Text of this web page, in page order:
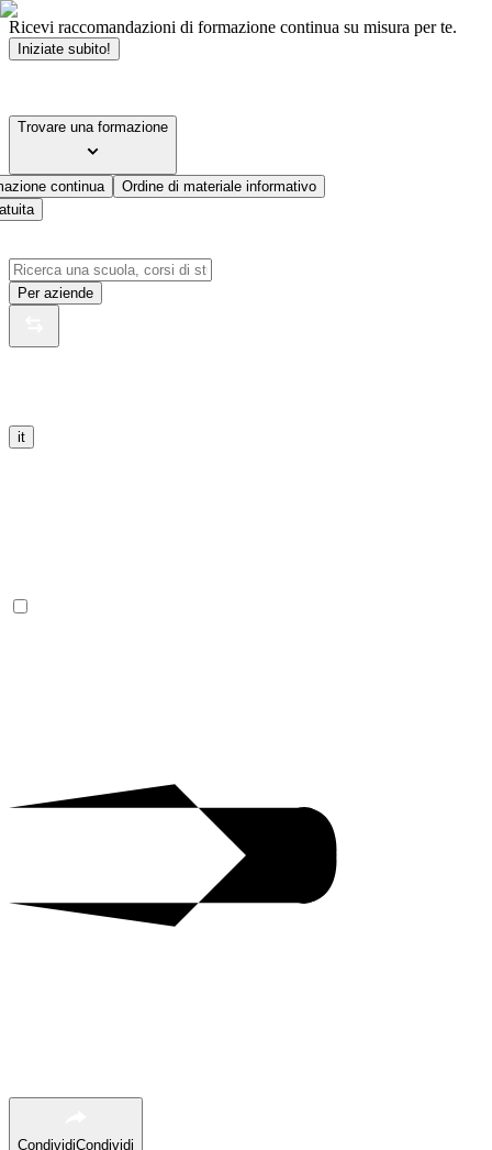
Ricevi raccomandazioni di formazione continua su misura per te.
Iniziate subito!
Trovare una formazione
continua
Ordine di materiale informativo
Per aziende
it
CondividiCondividi